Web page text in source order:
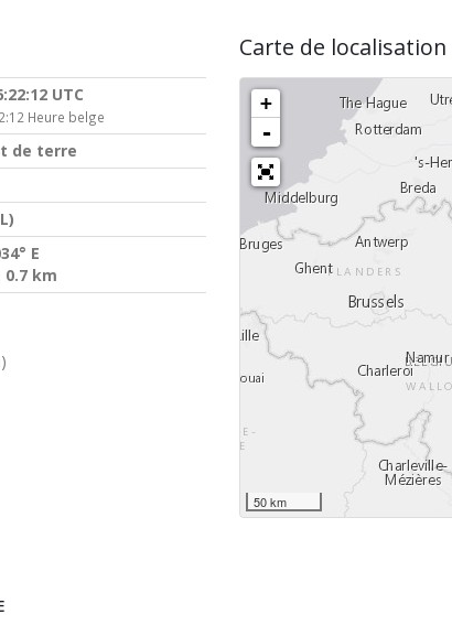
UTC
Heure belge
de terre
E
km
Carte de localisation
+
-
50 km